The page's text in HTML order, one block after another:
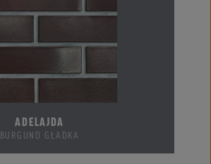
ADELAJDA
BURGUND GŁADKA